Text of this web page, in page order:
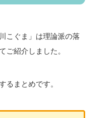
こぐま」は理論派の落
ご紹介しました。
るまとめです。